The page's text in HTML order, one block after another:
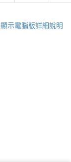
顯示電腦版詳細說明